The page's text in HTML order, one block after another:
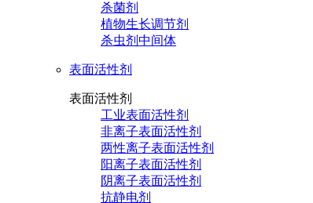
杀菌剂
植物生长调节剂
杀虫剂中间体
表面活性剂
表面活性剂
工业表面活性剂
非离子表面活性剂
两性离子表面活性剂
阳离子表面活性剂
阴离子表面活性剂
抗静电剂